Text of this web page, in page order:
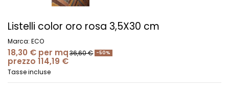
Listelli color oro rosa 3,5X30 cm
Marca: ECO
18,30 € per mq36,60 € -50%
prezzo 114,19 €
Tasse incluse